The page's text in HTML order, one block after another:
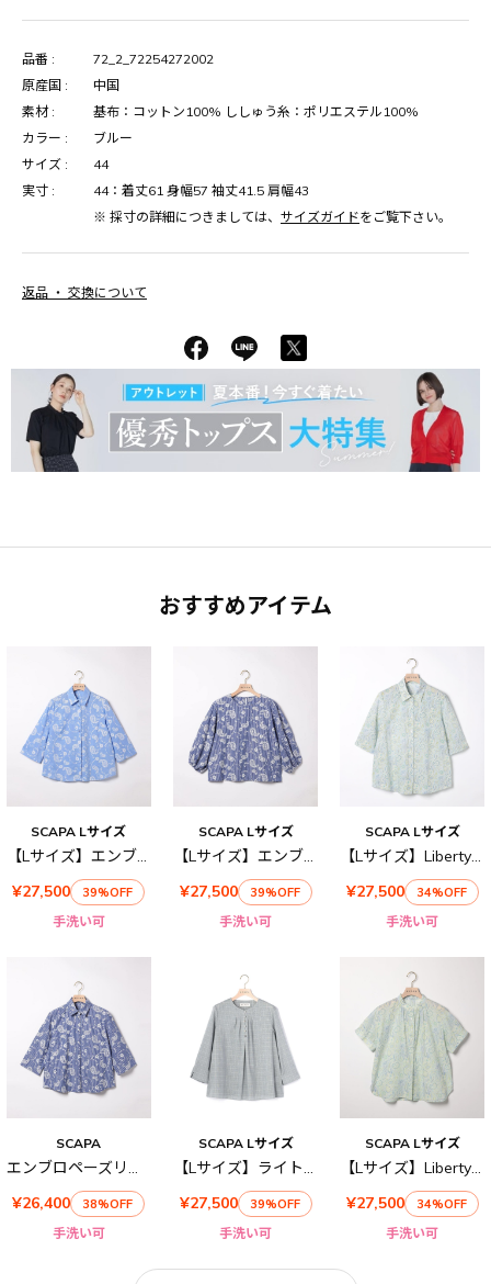
品番 :
72_2_72254272002
原産国 :
中国
素材 :
基布：コットン100% ししゅう糸：ポリエステル100%
カラー :
ブルー
サイズ :
44
実寸 :
44：着丈61 身幅57 袖丈41.5 肩幅43
※ 採寸の詳細につきましては、 サイズガイドをご覧下さい。
返品 ・ 交換について
おすすめアイテム
SCAPA Lサイズ
【Lサイズ】エンブロペーズリーブラウス
¥27,500
39%OFF
手洗い可
SCAPA Lサイズ
【Lサイズ】エンブロペーズリーストライププルオーバーブラウス
¥27,500
39%OFF
手洗い可
SCAPA Lサイズ
【Lサイズ】Liberty Printウェーブシャツ衿ブラウス
¥27,500
34%OFF
手洗い可
SCAPA
エンブロペーズリーストライプブラウス
¥26,400
38%OFF
手洗い可
SCAPA Lサイズ
【Lサイズ】ライトグレンチェックブラウス
¥27,500
39%OFF
手洗い可
SCAPA Lサイズ
【Lサイズ】Liberty Printウェーブスタンド衿ブラウス
¥27,500
34%OFF
手洗い可